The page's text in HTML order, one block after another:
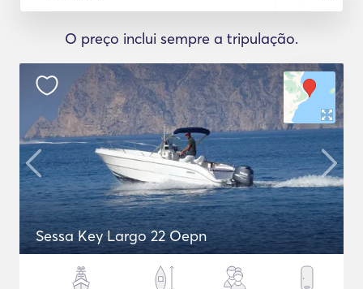
O preço inclui sempre a tripulação.
Sessa Key Largo 22 Oepn